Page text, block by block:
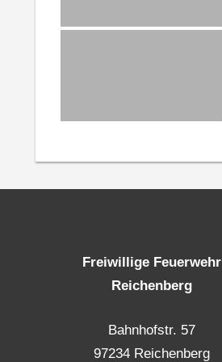
Freiwillige Feuerwehr
Reichenberg
Bahnhofstr. 57
97234 Reichenberg